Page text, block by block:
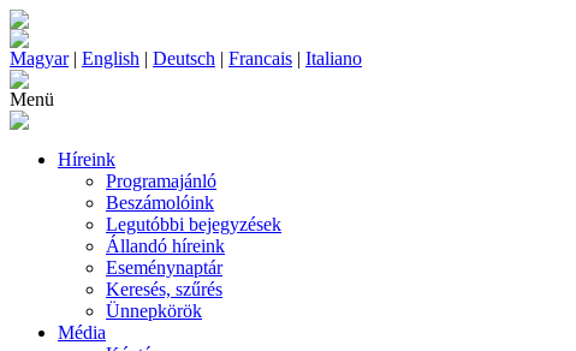
Magyar| English | Deutsch | Francais | Italiano
Menü
Híreink
Programajánló
Beszámolóink
Legutóbbi bejegyzések
Állandó híreink
Eseménynaptár
Keresés, szűrés
Ünnepkörök
Média